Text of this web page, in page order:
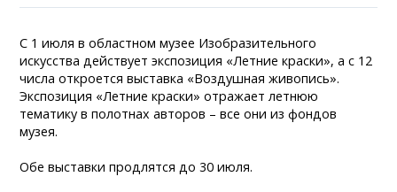
С 1 июля в областном музее Изобразительного
искусства действует экспозиция «Летние краски», а с 12
числа откроется выставка «Воздушная живопись».
Экспозиция «Летние краски» отражает летнюю
тематику в полотнах авторов – все они из фондов
музея.
Обе выставки продлятся до 30 июля.